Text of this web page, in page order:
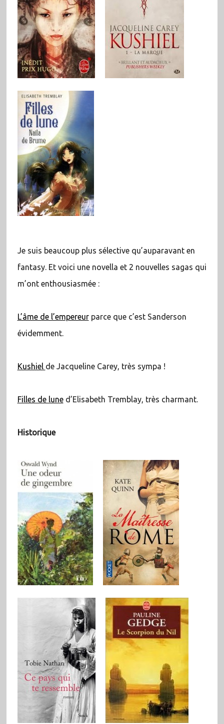
Je suis beaucoup plus sélective qu’auparavant en
fantasy. Et voici une novella et 2 nouvelles sagas qui
m’ont enthousiasmée :
L’âme de l’empereurparce que c’est Sanderson
évidemment.
Kushiel de Jacqueline Carey, très sympa !
Filles de luned’Elisabeth Tremblay, très charmant.
Historique